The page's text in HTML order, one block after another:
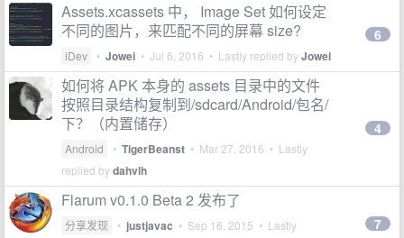
Assets.xcassets 中， Image Set 如何设定
不同的图片，来匹配不同的屏幕 size?
iDev • Jowei • Jul 6, 2016 • Lastly replied byJowei
6
如何将 APK 本身的 assets 目录中的文件
按照目录结构复制到/sdcard/Android/包名/
下？（内置储存）
Android • TigerBeanst • Mar 27, 2016 • Lastly
replied bydahvlh
4
Flarum v0.1.0 Beta 2 发布了
分享发现 • justjavac • Sep 16, 2015 • Lastly
7